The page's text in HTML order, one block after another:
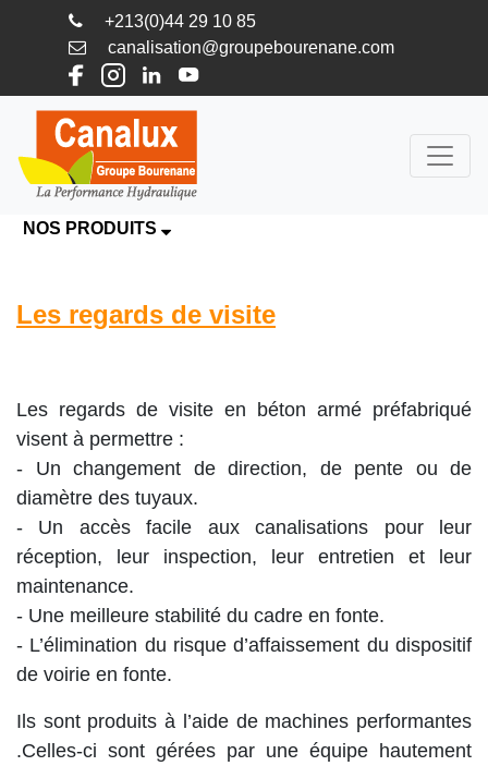
+213(0)44 29 10 85
canalisation@groupebourenane.com
NOS PRODUITS
Les regards de visite
Les regards de visite en béton armé préfabriqué
visent à permettre :
- Un changement de direction, de pente ou de
diamètre des tuyaux.
- Un accès facile aux canalisations pour leur
réception, leur inspection, leur entretien et leur
maintenance.
- Une meilleure stabilité du cadre en fonte.
- L’élimination du risque d’a­ffaissement du dispositif
de voirie en fonte.
Ils sont produits à l’aide de machines performantes
.Celles-ci sont gérées par une équipe hautement